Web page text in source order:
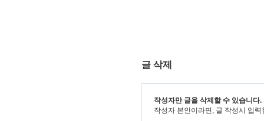
글 삭제
작성자만 글을 삭제할 수 있습니다.
작성자 본인이라면, 글 작성시 입